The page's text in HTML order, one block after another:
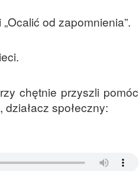
od zapomnienia”.
chętnie przyszli pomóc
społeczny: